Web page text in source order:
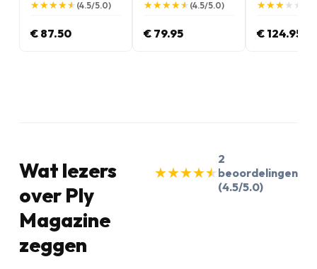
★
★★
★★
★★
★★
★ (4.5/5.0)
€ 87.50
★
★★
★★
★★
★★
★ (4.5/5.0)
€ 79.95
★
★★
★★
★★
★ ★★
€ 124.95
Wat lezers
over Ply
Magazine
zeggen
★
★★
★★
★★
★★
★
2
beoordelingen
(4.5/5.0)